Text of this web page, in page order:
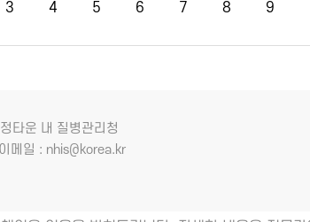
3 4 5 6 7 8 9
타운 내 질병관리청
일 : nhis@korea.kr